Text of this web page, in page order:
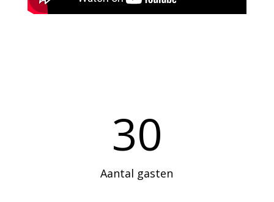
30
Aantal gasten